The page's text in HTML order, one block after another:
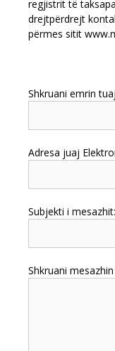
regjistrit të
drejtpërdrejt
përmes sitit
Shkruani emrin tuaj
Adresa juaj
Subjekti i mesazhit:
Shkruani